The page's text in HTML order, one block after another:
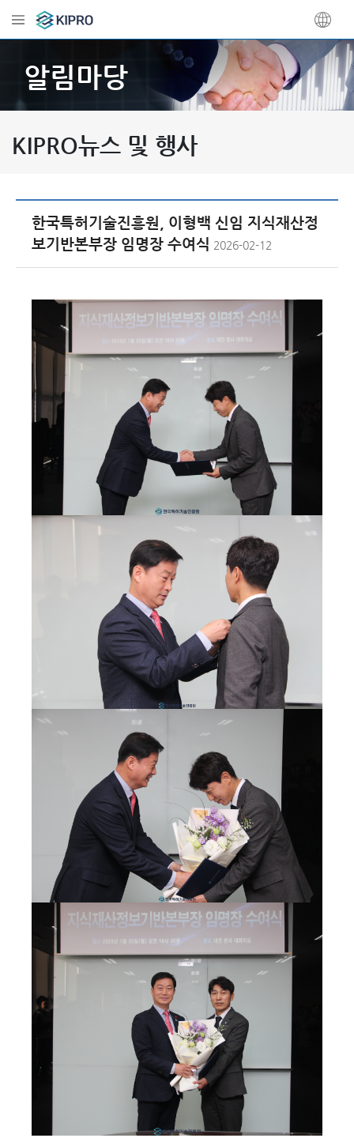
알림마당
KIPRO뉴스 및 행사
한국특허기술진흥원, 이형백 신임 지식재산정
보기반본부장 임명장 수여식 2026-02-12